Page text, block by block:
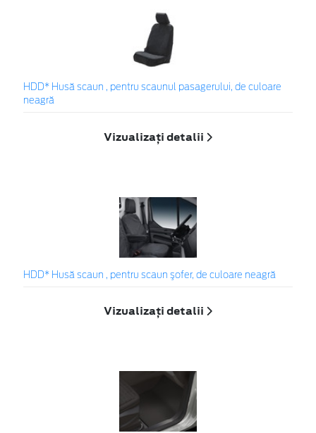
HDD* Husă scaun , pentru scaunul pasagerului, de culoare
neagră
Vizualizați detalii
HDD* Husă scaun , pentru scaun şofer, de culoare neagră
Vizualizați detalii